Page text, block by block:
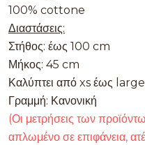
100% cottone
Διαστάσεις:
Στήθος: έως 100 cm
Μήκος: 45 cm
Καλύπτει από xs έως large
Γραμμή: Κανονική
(Οι μετρήσεις των
απλωμένο σε επιφάνεια,